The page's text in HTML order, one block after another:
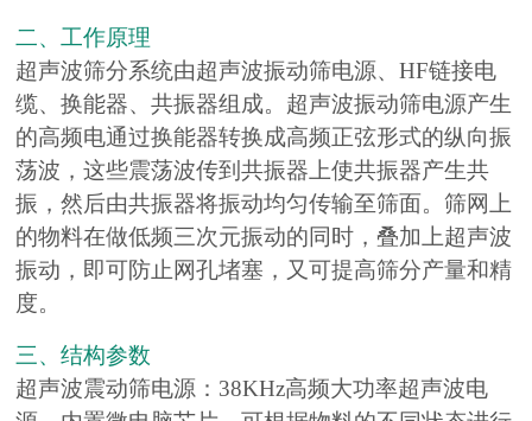
二、工作原理
超声波筛分系统由超声波振动筛电源、HF链接电
缆、换能器、共振器组成。超声波振动筛电源产生
的高频电通过换能器转换成高频正弦形式的纵向振
荡波，这些震荡波传到共振器上使共振器产生共
振，然后由共振器将振动均匀传输至筛面。筛网上
的物料在做低频三次元振动的同时，叠加上超声波
振动，即可防止网孔堵塞，又可提高筛分产量和精
度。
三、结构参数
超声波震动筛电源：38KHz高频大功率超声波电